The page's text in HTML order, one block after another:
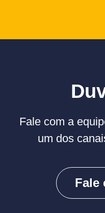
Fale com a
um dos
Fale